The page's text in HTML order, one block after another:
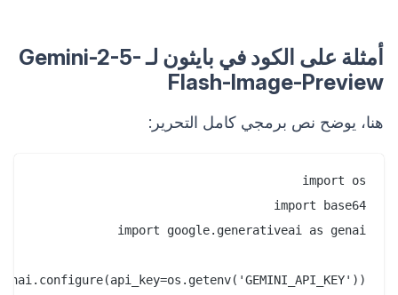
أمثلة على الكود في بايثون لـ Gemini-2-5-
Flash-Image-Preview
هنا، يوضح نص برمجي كامل التحرير: